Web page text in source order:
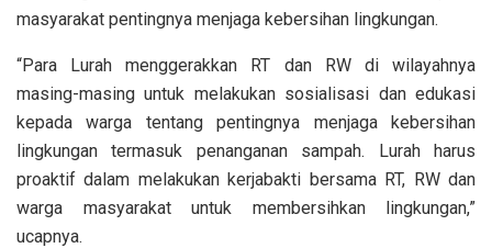
masyarakat pentingnya menjaga kebersihan lingkungan.
“Para Lurah menggerakkan RT dan RW di wilayahnya
masing-masing untuk melakukan sosialisasi dan edukasi
kepada warga tentang pentingnya menjaga kebersihan
lingkungan termasuk penanganan sampah. Lurah harus
proaktif dalam melakukan kerjabakti bersama RT, RW dan
warga masyarakat untuk membersihkan lingkungan,”
ucapnya.